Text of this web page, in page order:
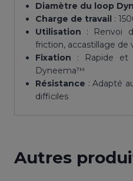
Diamètre du loop
Charge de travail :
Utilisation : Renvoi
friction, accastillage de
Fixation : Rapide et
Dyneema™
Résistance : Adapté
difficiles
Autres